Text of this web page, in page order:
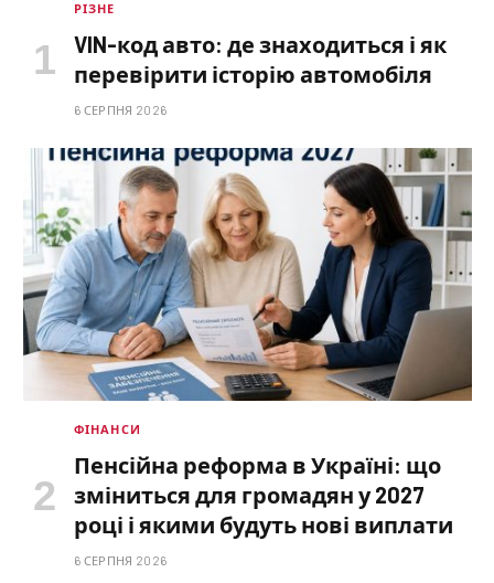
РІЗНЕ
VIN-код авто: де знаходиться і як
перевірити історію автомобіля
6 СЕРПНЯ 2026
ФІНАНСИ
Пенсійна реформа в Україні: що
зміниться для громадян у 2027
році і якими будуть нові виплати
6 СЕРПНЯ 2026